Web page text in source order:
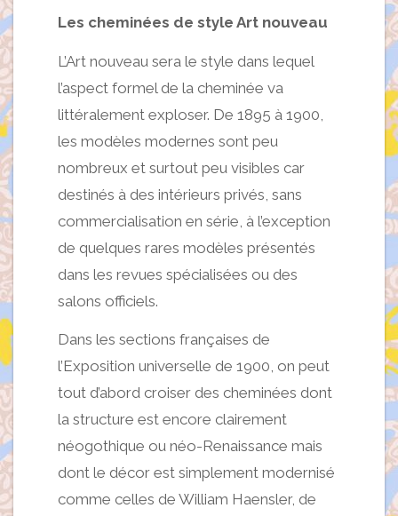
Les cheminées de style Art nouveau
L’Art nouveau sera le style dans lequel
l’aspect formel de la cheminée va
littéralement exploser. De 1895 à 1900,
les modèles modernes sont peu
nombreux et surtout peu visibles car
destinés à des intérieurs privés, sans
commercialisation en série, à l’exception
de quelques rares modèles présentés
dans les revues spécialisées ou des
salons officiels.
Dans les sections françaises de
l’Exposition universelle de 1900, on peut
tout d’abord croiser des cheminées dont
la structure est encore clairement
néogothique ou néo-Renaissance mais
dont le décor est simplement modernisé
comme celles de William Haensler, de